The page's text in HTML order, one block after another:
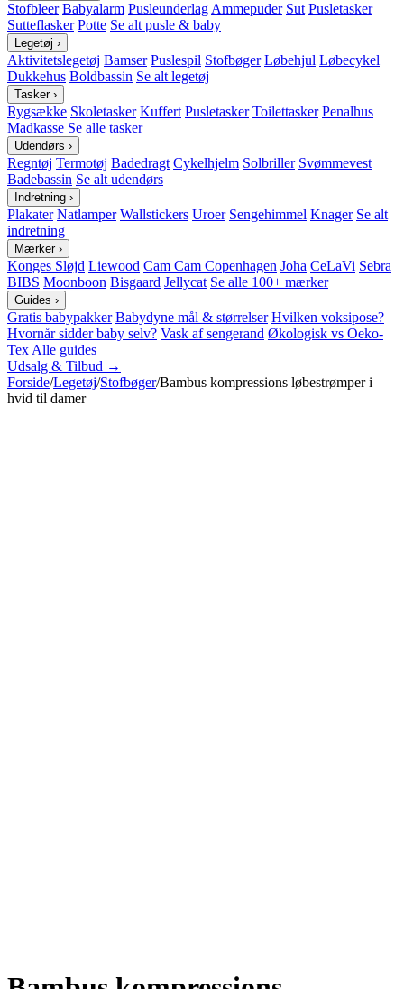
Stofbleer Babyalarm Pusleunderlag Ammepuder Sut Pusletasker
Sutteflasker Potte Se alt pusle & baby
Legetøj ›
Aktivitetslegetøj Bamser Puslespil Stofbøger Løbehjul Løbecykel
Dukkehus Boldbassin Se alt legetøj
Tasker ›
Rygsække Skoletasker Kuffert Pusletasker Toilettasker Penalhus
Madkasse Se alle tasker
Udendørs ›
Regntøj Termotøj Badedragt Cykelhjelm Solbriller Svømmevest
Badebassin Se alt udendørs
Indretning ›
Plakater Natlamper Wallstickers Uroer Sengehimmel Knager Se alt
indretning
Mærker ›
Konges Sløjd Liewood Cam Cam Copenhagen Joha CeLaVi Sebra
BIBS Moonboon Bisgaard Jellycat Se alle 100+ mærker
Guides ›
Gratis babypakker Babydyne mål & størrelser Hvilken voksipose?
Hvornår sidder baby selv? Vask af sengerand Økologisk vs Oeko-
Tex Alle guides
Udsalg & Tilbud →
Forside/Legetøj/Stofbøger/Bambus kompressions løbestrømper i
hvid til damer